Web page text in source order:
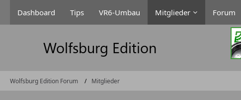
Dashboard Tips VR6-Umbau Mitglieder Forum
Wolfsburg Edition Forum Mitglieder